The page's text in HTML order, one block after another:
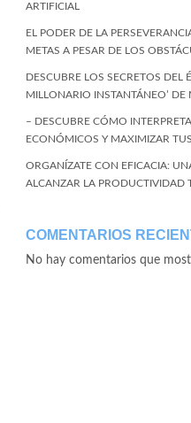
ARTIFICIAL
EL PODER DE LA
METAS A PESAR DE LOS
DESCUBRE LOS SECRETOS DEL
MILLONARIO INSTANTÁNEO’ DE
– DESCUBRE CÓMO
ECONÓMICOS Y MAXIMIZAR
ORGANÍZATE CON EFICACIA:
ALCANZAR LA PRODUCTIVIDAD
COMENTARIOS
No hay comentarios que